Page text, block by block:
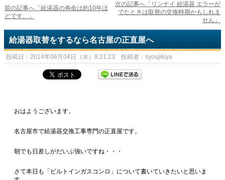
前の記事へ「給湯器の寿命は約10年ほ
どです。」
次の記事へ「リンナイ 給湯器 エラーが
でたときは取替の交換時期かもしれま
せん」
給湯器取替をするなら名古屋の正直屋へ
投稿日：2014年06月04日（水）8:21:23 投稿者：syoujikiya
おはようございます。
名古屋市で給湯器交換工事専門の正直屋です。
朝でも日差しがだいぶ強いですね・・・
さて本日も「ビルトインガスコンロ」について書いていきたいと思いま